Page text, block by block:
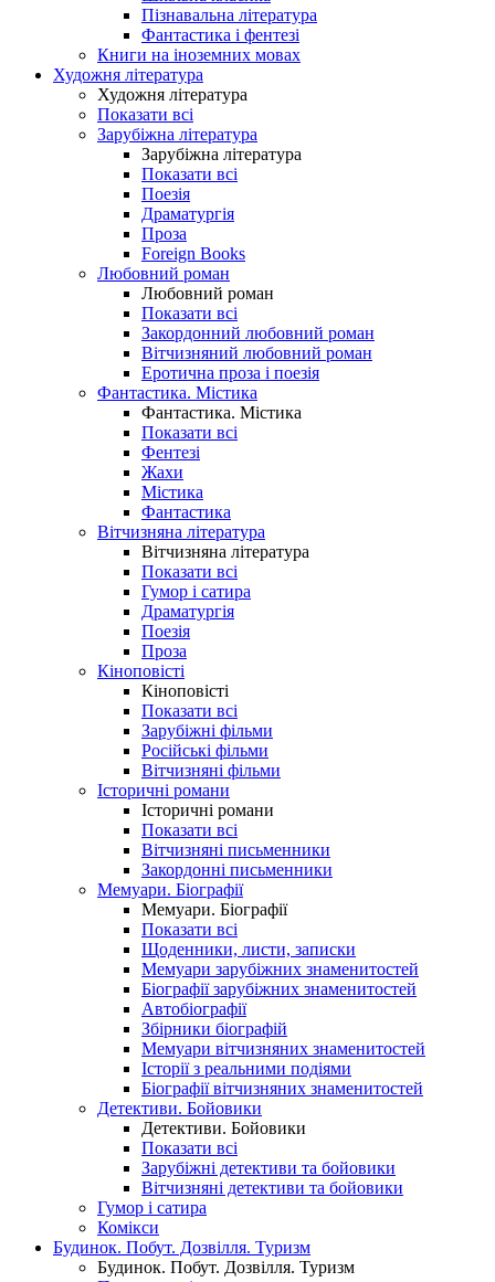
Пізнавальна література
Фантастика і фентезі
Книги на іноземних мовах
Художня література
Художня література
Показати всі
Зарубіжна література
Зарубіжна література
Показати всі
Поезія
Драматургія
Проза
Foreign Books
Любовний роман
Любовний роман
Показати всі
Закордонний любовний роман
Вітчизняний любовний роман
Еротична проза і поезія
Фантастика. Містика
Фантастика. Містика
Показати всі
Фентезі
Жахи
Містика
Фантастика
Вітчизняна література
Вітчизняна література
Показати всі
Гумор і сатира
Драматургія
Поезія
Проза
Кіноповісті
Кіноповісті
Показати всі
Зарубіжні фільми
Російські фільми
Вітчизняні фільми
Історичні романи
Історичні романи
Показати всі
Вітчизняні письменники
Закордонні письменники
Мемуари. Біографії
Мемуари. Біографії
Показати всі
Щоденники, листи, записки
Мемуари зарубіжних знаменитостей
Біографії зарубіжних знаменитостей
Автобіографії
Збірники біографій
Мемуари вітчизняних знаменитостей
Історії з реальними подіями
Біографії вітчизняних знаменитостей
Детективи. Бойовики
Детективи. Бойовики
Показати всі
Зарубіжні детективи та бойовики
Вітчизняні детективи та бойовики
Гумор і сатира
Комікси
Будинок. Побут. Дозвілля. Туризм
Будинок. Побут. Дозвілля. Туризм